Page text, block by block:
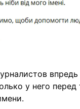
впредь
у него перед